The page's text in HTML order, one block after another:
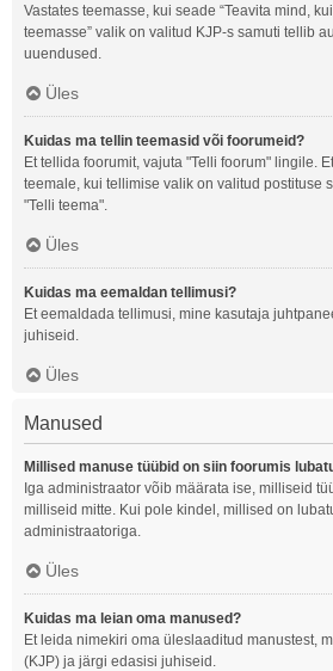
Vastates teemasse, kui seade “Teavita mind,
teemasse” valik on valitud KJP-s samuti tellib
uuendused.
Üles
Kuidas ma tellin teemasid või foorumeid?
Et tellida foorumit, vajuta "Telli foorum" lingile.
teemale, kui tellimise valik on valitud postituse
"Telli teema".
Üles
Kuidas ma eemaldan tellimusi?
Et eemaldada tellimusi, mine kasutaja
juhiseid.
Üles
Manused
Millised manuse tüübid on siin foorumis
Iga administraator võib määrata ise, milliseid
milliseid mitte. Kui pole kindel, millised on
administraatoriga.
Üles
Kuidas ma leian oma manused?
Et leida nimekiri oma üleslaaditud manustest,
(KJP) ja järgi edasisi juhiseid.